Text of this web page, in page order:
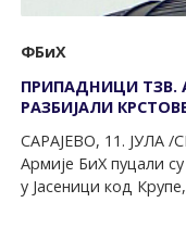
ФБиХ
ПРИПАДНИЦИ ТЗВ.
РАЗБИЈАЛИ
САРАЈЕВО, 11. ЈУЛА /
Армије БиХ пуцали
у Јасеници код